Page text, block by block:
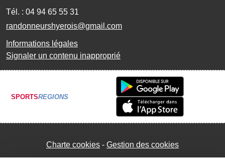
Tél. : 04 94 65 55 31
randonneurshyerois@gmail.com
Informations légales
Signaler un contenu inapproprié
SPORTSREGIONS
Charte cookies Gestion des cookies